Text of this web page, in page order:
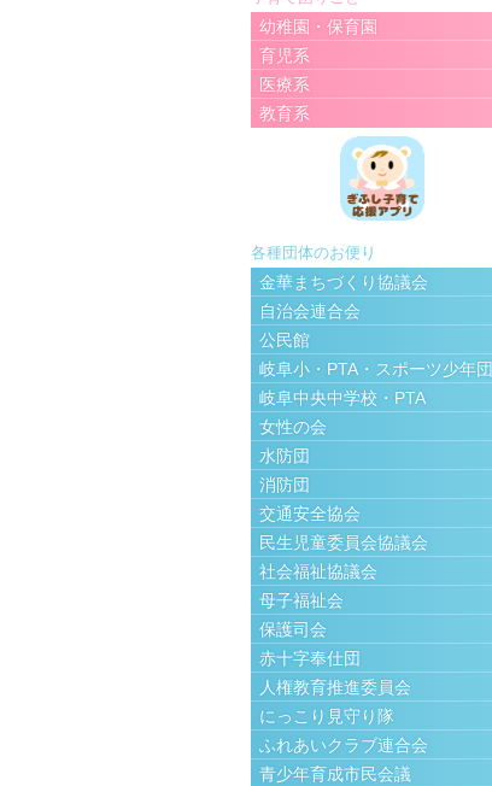
幼稚園・保育園
育児系
医療系
教育系
各種団体のお便り
金華まちづくり協議会
自治会連合会
公民館
岐阜小・PTA・スポーツ少年団
岐阜中央中学校・PTA
女性の会
水防団
消防団
交通安全協会
民生児童委員会協議会
社会福祉協議会
母子福祉会
保護司会
赤十字奉仕団
人権教育推進委員会
にっこり見守り隊
ふれあいクラブ連合会
青少年育成市民会議